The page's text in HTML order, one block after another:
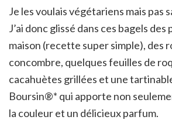
Je les voulais végétariens mais pas
J’ai donc glissé dans ces bagels
maison (recette super simple), des
concombre, quelques feuilles de
cacahuètes grillées et une
Boursin®* qui apporte non
la couleur et un délicieux parfum.